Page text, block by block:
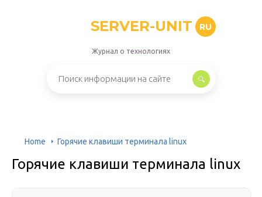
SERVER-UNIT RU
Журнал о технологиях
Home Горячие клавиши терминала linux
Горячие клавиши терминала linux